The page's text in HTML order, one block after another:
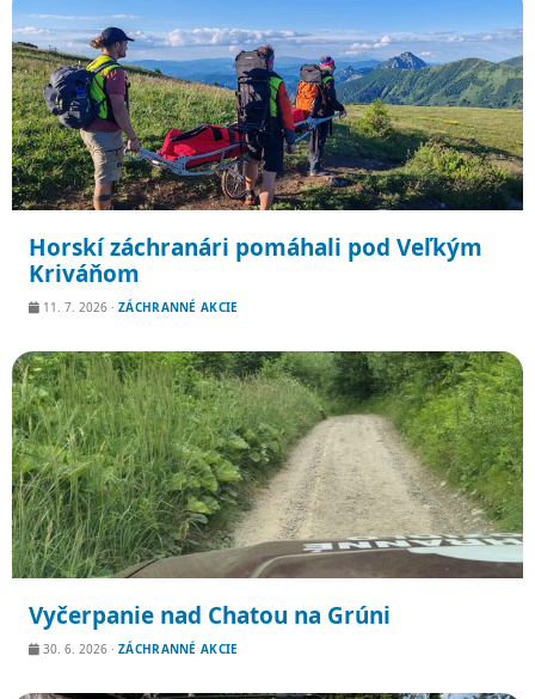
Horskí záchranári pomáhali pod Veľkým
Kriváňom
11. 7. 2026 · ZÁCHRANNÉ AKCIE
Vyčerpanie nad Chatou na Grúni
30. 6. 2026 · ZÁCHRANNÉ AKCIE